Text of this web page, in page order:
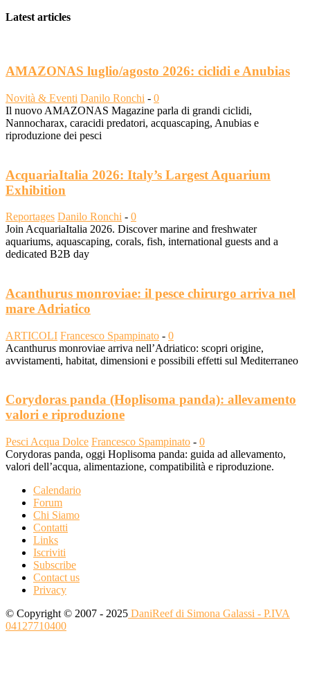
Latest articles
AMAZONAS luglio/agosto 2026: ciclidi e Anubias
Novità & Eventi Danilo Ronchi - 0
Il nuovo AMAZONAS Magazine parla di grandi ciclidi,
Nannocharax, caracidi predatori, acquascaping, Anubias e
riproduzione dei pesci
AcquariaItalia 2026: Italy’s Largest Aquarium
Exhibition
Reportages Danilo Ronchi - 0
Join AcquariaItalia 2026. Discover marine and freshwater
aquariums, aquascaping, corals, fish, international guests and a
dedicated B2B day
Acanthurus monroviae: il pesce chirurgo arriva nel
mare Adriatico
ARTICOLI Francesco Spampinato - 0
Acanthurus monroviae arriva nell’Adriatico: scopri origine,
avvistamenti, habitat, dimensioni e possibili effetti sul Mediterraneo
Corydoras panda (Hoplisoma panda): allevamento
valori e riproduzione
Pesci Acqua Dolce Francesco Spampinato - 0
Corydoras panda, oggi Hoplisoma panda: guida ad allevamento,
valori dell’acqua, alimentazione, compatibilità e riproduzione.
Calendario
Forum
Chi Siamo
Contatti
Links
Iscriviti
Subscribe
Contact us
Privacy
© Copyright © 2007 - 2025 DaniReef di Simona Galassi - P.IVA
04127710400